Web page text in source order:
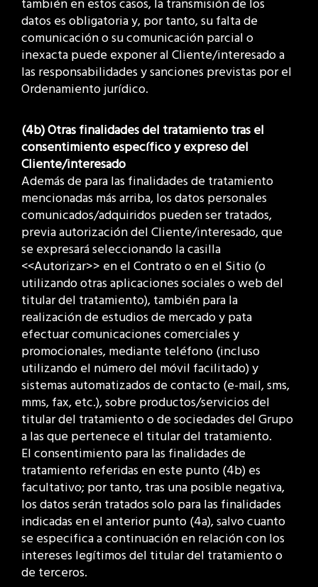
también en estos casos, la transmisión de los
datos es obligatoria y, por tanto, su falta de
comunicación o su comunicación parcial o
inexacta puede exponer al Cliente/interesado a
las responsabilidades y sanciones previstas por el
Ordenamiento jurídico.
(4b) Otras finalidades del tratamiento tras el
consentimiento específico y expreso del
Cliente/interesado
Además de para las finalidades de tratamiento
mencionadas más arriba, los datos personales
comunicados/adquiridos pueden ser tratados,
previa autorización del Cliente/interesado, que
se expresará seleccionando la casilla
<<Autorizar>> en el Contrato o en el Sitio (o
utilizando otras aplicaciones sociales o web del
titular del tratamiento), también para la
realización de estudios de mercado y pata
efectuar comunicaciones comerciales y
promocionales, mediante teléfono (incluso
utilizando el número del móvil facilitado) y
sistemas automatizados de contacto (e-mail, sms,
mms, fax, etc.), sobre productos/servicios del
titular del tratamiento o de sociedades del Grupo
a las que pertenece el titular del tratamiento.
El consentimiento para las finalidades de
tratamiento referidas en este punto (4b) es
facultativo; por tanto, tras una posible negativa,
los datos serán tratados solo para las finalidades
indicadas en el anterior punto (4a), salvo cuanto
se especifica a continuación en relación con los
intereses legítimos del titular del tratamiento o
de terceros.